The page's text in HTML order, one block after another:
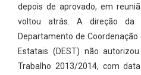
depois de aprovado, em
voltou atrás. A direção da
Departamento de Coordenação
Estatais (DEST) não
Trabalho 2013/2014, com